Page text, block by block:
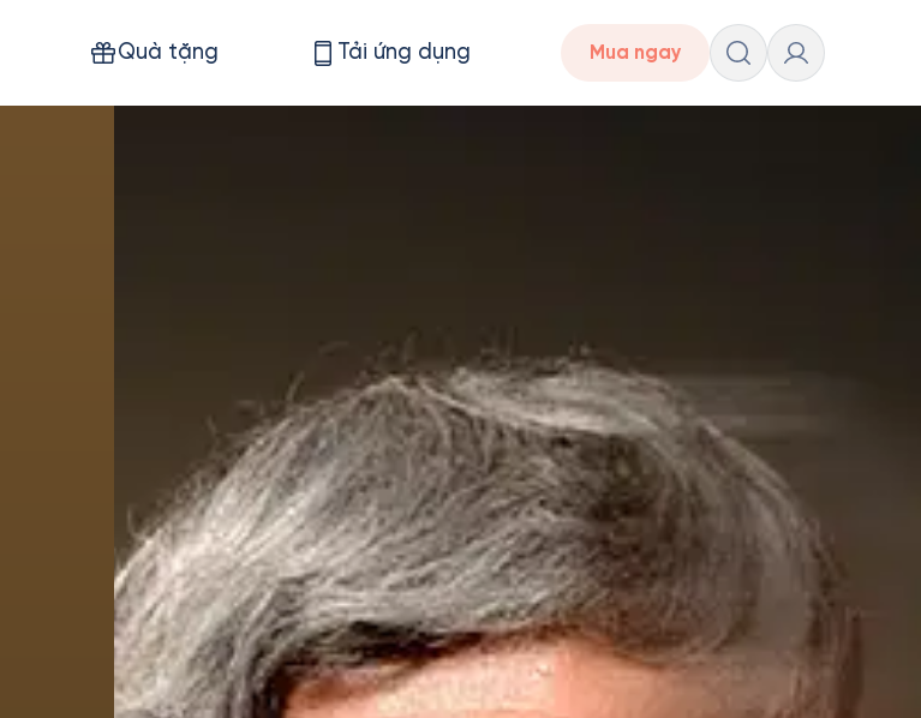
Quà tặng Tải ứng dụng Mua ngay